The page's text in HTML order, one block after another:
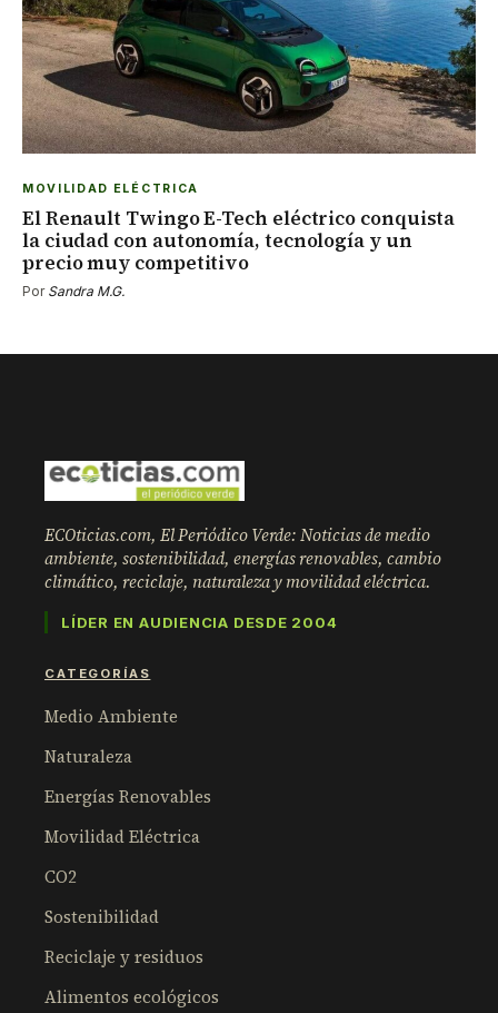
MOVILIDAD ELÉCTRICA
El Renault Twingo E-Tech eléctrico conquista
la ciudad con autonomía, tecnología y un
precio muy competitivo
Por Sandra M.G.
ECOticias.com, El Periódico Verde: Noticias de medio
ambiente, sostenibilidad, energías renovables, cambio
climático, reciclaje, naturaleza y movilidad eléctrica.
LÍDER EN AUDIENCIA DESDE 2004
CATEGORÍAS
Medio Ambiente
Naturaleza
Energías Renovables
Movilidad Eléctrica
CO2
Sostenibilidad
Reciclaje y residuos
Alimentos ecológicos